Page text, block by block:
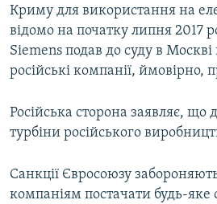
Криму для використання на
відомо на початку липня 2017
Siemens подав до суду в
російські компанії, ймовірно,
Російська сторона заявляє, що
турбіни російського
Санкції Євросоюзу
компаніям постачати будь-яке